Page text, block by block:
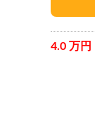
4.0 万円